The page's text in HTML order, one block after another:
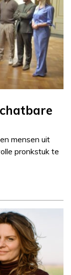
mensen uit
pronkstuk te